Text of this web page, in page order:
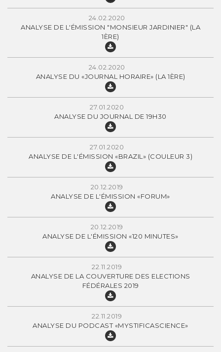
24.02.2020
ANALYSE DE L'ÉMISSION "MONSIEUR JARDINIER" (LA
1ÈRE)
24.02.2020
ANALYSE DU «JOURNAL HORAIRE» (LA 1ÈRE)
27.01.2020
ANALYSE DU JOURNAL DE 19H30
27.01.2020
ANALYSE DE L'ÉMISSION «BRAZIL» (COULEUR 3)
20.12.2019
ANALYSE DE L'ÉMISSION «FORUM»
20.12.2019
ANALYSE DE L'ÉMISSION «120 MINUTES»
22.11.2019
ANALYSE DE LA COUVERTURE DES ELECTIONS
FÉDÉRALES 2019
22.11.2019
ANALYSE DU PODCAST «MYSTIFICASCIENCE»